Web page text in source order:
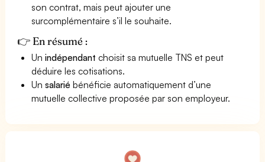
son contrat, mais peut ajouter une
surcomplémentaire s’il le souhaite.
👉 En résumé :
Unindépendant choisit sa mutuelle TNS et peut
déduire les cotisations.
Unsalarié bénéficie automatiquement d’une
mutuelle collective proposée par son employeur.